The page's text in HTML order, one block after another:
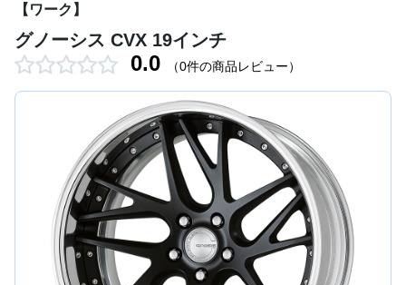
【ワーク】
グノーシス CVX 19インチ
0.0 （0件の商品レビュー）